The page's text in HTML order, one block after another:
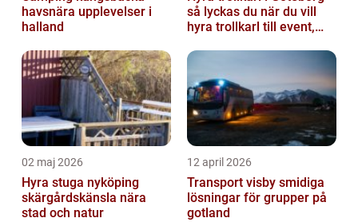
havsnära upplevelser i
halland
så lyckas du när du vill
hyra trollkarl till event,
02 maj 2026
Hyra stuga nyköping
skärgårdskänsla nära
stad och natur
12 april 2026
Transport visby smidiga
lösningar för grupper på
gotland